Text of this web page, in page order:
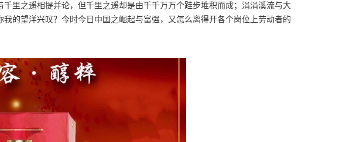
里之遥相提并论，但千里之遥却是由千千万万个跬步堆积而成；涓涓溪流与大
的望洋兴叹？今时今日中国之崛起与富强，又怎么离得开各个岗位上劳动者的